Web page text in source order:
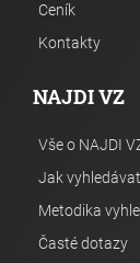
Ceník
Kontakty
NAJDI VZ
Vše o NAJDI
Jak
Metodika
Časté dotazy